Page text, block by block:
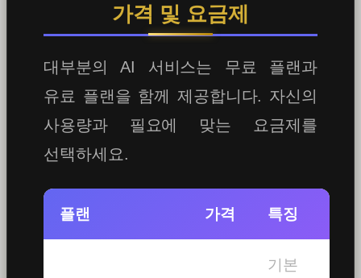
가격 및 요금제
대부분의 AI 서비스는 무료 플랜과
유료 플랜을 함께 제공합니다. 자신의
사용량과 필요에 맞는 요금제를
선택하세요.
플랜 가격 특징
기본